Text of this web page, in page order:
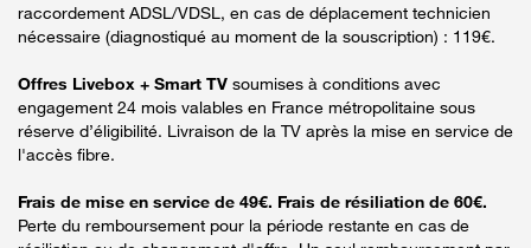
raccordement ADSL/VDSL, en cas de déplacement technicien
nécessaire (diagnostiqué au moment de la souscription) : 119€.
Offres Livebox + Smart TV soumises à conditions avec
engagement 24 mois valables en France métropolitaine sous
réserve d’éligibilité. Livraison de la TV après la mise en service de
l'accès fibre.
Frais de mise en service de 49€. Frais de résiliation de 60€.
Perte du remboursement pour la période restante en cas de